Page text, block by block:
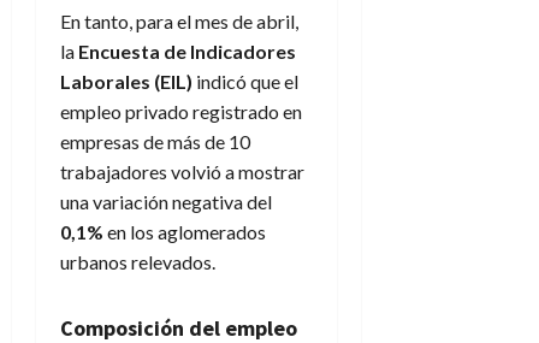
En tanto, para el mes de abril,
la Encuesta de Indicadores
Laborales (EIL) indicó que el
empleo privado registrado en
empresas de más de 10
trabajadores volvió a mostrar
una variación negativa del
0,1% en los aglomerados
urbanos relevados.
Composición del empleo